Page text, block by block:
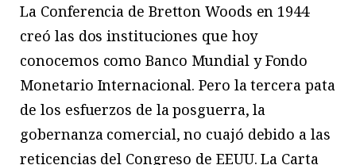
La Conferencia de Bretton Woods en 1944
creó las dos instituciones que hoy
conocemos como Banco Mundial y Fondo
Monetario Internacional. Pero la tercera pata
de los esfuerzos de la posguerra, la
gobernanza comercial, no cuajó debido a las
reticencias del Congreso de EEUU. La Carta